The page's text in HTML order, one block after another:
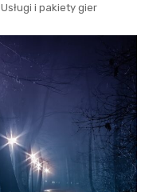
Usługi i pakiety gier